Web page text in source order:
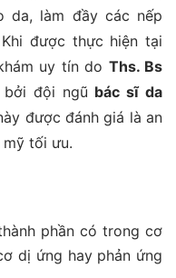
da, làm đầy các nếp
được thực hiện tại
uy tín do Ths. Bs
đội ngũ bác sĩ da
được đánh giá là an
tối ưu.
phần có trong cơ
dị ứng hay phản ứng